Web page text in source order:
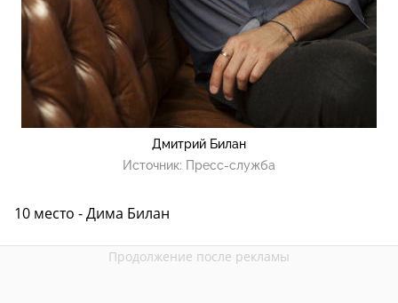
Дмитрий Билан
Источник: Пресс-служба
10 место - Дима Билан